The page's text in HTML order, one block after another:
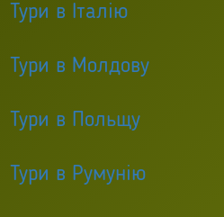
Тури в Італію
Тури в Молдову
Тури в Польщу
Тури в Румунію